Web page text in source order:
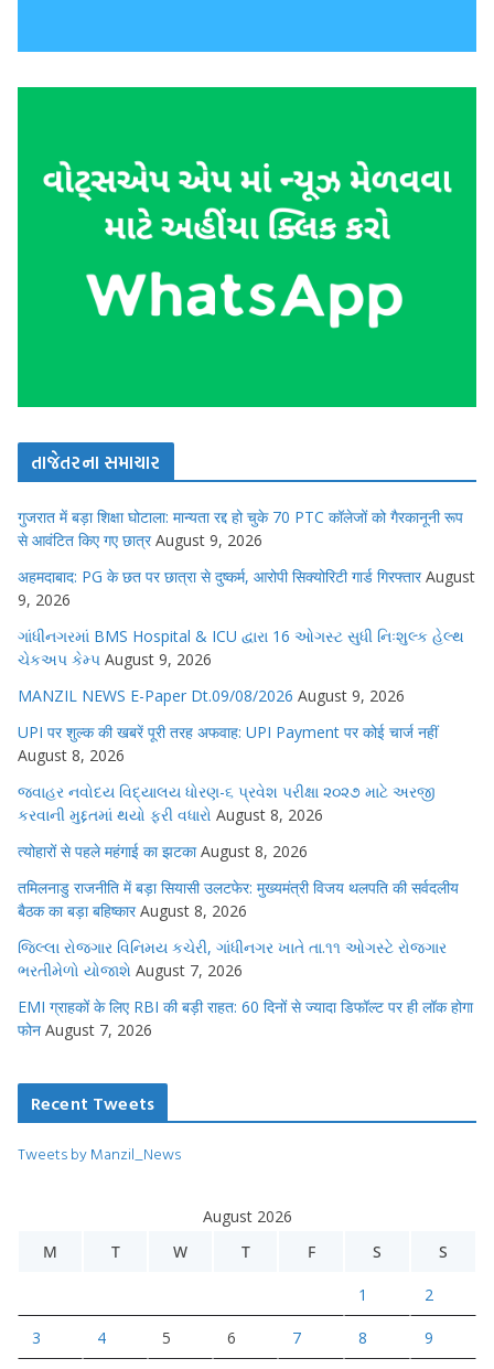
તાજેતરના સમાચાર
गुजरात में बड़ा शिक्षा घोटाला: मान्यता रद्द हो चुके 70 PTC कॉलेजों को गैरकानूनी रूप
से आवंटित किए गए छात्र August 9, 2026
अहमदाबाद: PG के छत पर छात्रा से दुष्कर्म, आरोपी सिक्योरिटी गार्ड गिरफ्तार August
9, 2026
ગાંધીનગરમાં BMS Hospital & ICU દ્વારા 16 ઓગસ્ટ સુધી નિઃશુલ્ક હેલ્થ
ચેકઅપ કેમ્પ August 9, 2026
MANZIL NEWS E-Paper Dt.09/08/2026 August 9, 2026
UPI पर शुल्क की खबरें पूरी तरह अफवाह: UPI Payment पर कोई चार्ज नहीं
August 8, 2026
જવાહર નવોદય વિદ્યાલય ધોરણ-૬ પ્રવેશ પરીક્ષા ૨૦૨૭ માટે અરજી
કરવાની મુદ્દતમાં થયો ફરી વધારો August 8, 2026
त्योहारों से पहले महंगाई का झटका August 8, 2026
तमिलनाडु राजनीति में बड़ा सियासी उलटफेर: मुख्यमंत्री विजय थलपति की सर्वदलीय
बैठक का बड़ा बहिष्कार August 8, 2026
જિલ્લા રોજગાર વિનિમય કચેરી, ગાંધીનગર ખાતે તા.૧૧ ઓગસ્ટે રોજગાર
ભરતીમેળો યોજાશે August 7, 2026
EMI ग्राहकों के लिए RBI की बड़ी राहत: 60 दिनों से ज्यादा डिफॉल्ट पर ही लॉक होगा
फोन August 7, 2026
Recent Tweets
Tweets by Manzil_News
August 2026
M
T W T F S S
1 2
3 4 5 6 7 8 9